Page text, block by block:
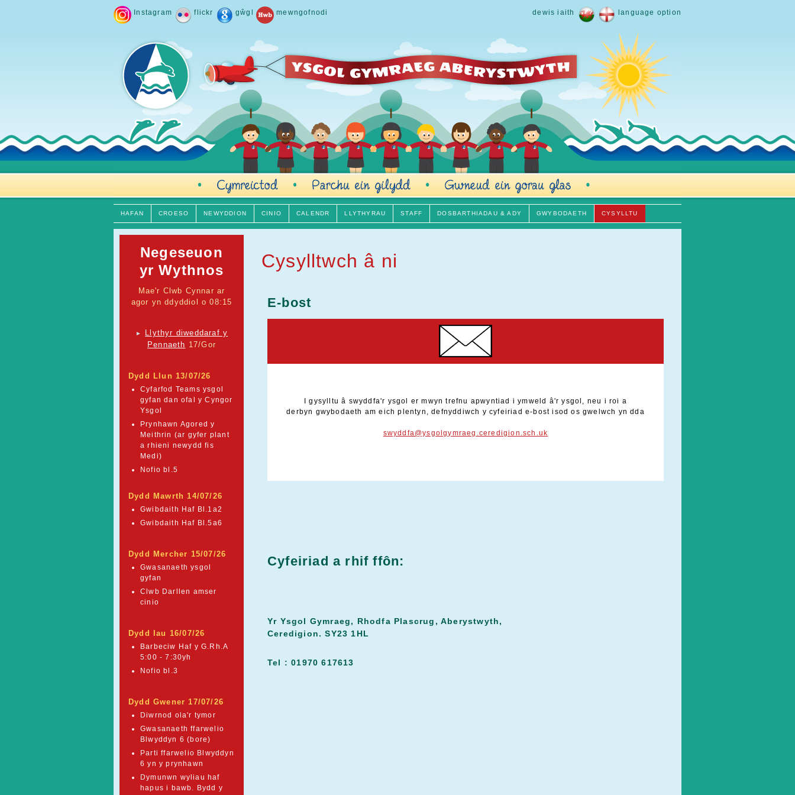
Instagram flickr gŵgl mewngofnodi dewis iaith language option
HAFAN CROESO NEWYDDION CINIO CALENDR LLYTHYRAU STAFF DOSBARTHIADAU & ADY GWYBODAETH CYSYLLTU
Negeseuon
yr Wythnos
Mae'r Clwb Cynnar ar
agor yn ddyddiol o 08:15
►
Llythyr diweddaraf y
Pennaeth 17/Gor
Dydd Llun 13/07/26
Cyfarfod Teams ysgol
gyfan dan ofal y Cyngor
Ysgol
Prynhawn Agored y
Meithrin (ar gyfer plant
a rhieni newydd fis
Medi)
Nofio bl.5
Dydd Mawrth 14/07/26
Gwibdaith Haf Bl.1a2
Gwibdaith Haf Bl.5a6
Dydd Mercher 15/07/26
Gwasanaeth ysgol
gyfan
Clwb Darllen amser
cinio
Dydd Iau 16/07/26
Barbeciw Haf y G.Rh.A
5:00 - 7:30yh
Nofio bl.3
Dydd Gwener 17/07/26
Diwrnod ola'r tymor
Gwasanaeth ffarwelio
Blwyddyn 6 (bore)
Parti ffarwelio Blwyddyn
6 yn y prynhawn
Dymunwn wyliau haf
hapus i bawb. Bydd y
Cysylltwch â ni
E-bost
I gysylltu â swyddfa'r ysgol er mwyn trefnu apwyntiad i ymweld â'r ysgol, neu i roi a
derbyn gwybodaeth am eich plentyn, defnyddiwch y cyfeiriad e-bost isod os gwelwch yn dda
swyddfa@ysgolgymraeg.ceredigion.sch.uk
Cyfeiriad a rhif ffôn:
Yr Ysgol Gymraeg, Rhodfa Plascrug, Aberystwyth,
Ceredigion. SY23 1HL
Tel : 01970 617613